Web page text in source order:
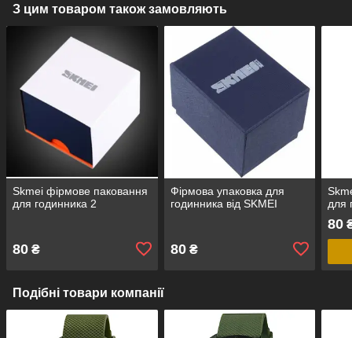
З цим товаром також замовляють
Skmei фірмове паковання
для годинника 2
80 ₴
Фірмова упаковка для
годинника від SKMEI
80₴
для
80
Подібні товари компанії